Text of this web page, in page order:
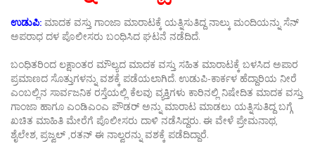
ಉಡುಪಿ: ಮಾದಕ ವಸ್ತು ಗಾಂಜಾ ಮಾರಾಟಕ್ಕೆ ಯತ್ನಿಸುತಿದ್ದ ನಾಲ್ಕು ಮಂದಿಯನ್ನು ಸೆನ್‌
ಅಪರಾಧ ದಳ ಪೊಲೀಸರು ಬಂಧಿಸಿದ ಘಟನೆ ನಡೆದಿದೆ.
ಬಂಧಿತರಿಂದ ಲಕ್ಷಾಂತರ ಮೌಲ್ಯದ ಮಾದಕ ವಸ್ತು ಸಹಿತ ಮಾರಾಟಕ್ಕೆ ಬಳಸಿದ ಅಪಾರ
ಪ್ರಮಾಣದ ಸೊತ್ತುಗಳನ್ನು ವಶಕ್ಕೆ ಪಡೆಯಲಾಗಿದೆ. ಉಡುಪಿ-ಕಾರ್ಕಳ ಹೆದ್ದಾರಿಯ ನೀರೆ
ಎಂಬಲ್ಲಿನ ಸಾರ್ವಜನಿಕ ರಸ್ತೆಯಲ್ಲಿ ಕೆಲವು ವ್ಯಕ್ತಿಗಳು ಕಾರಿನಲ್ಲಿ ನಿಷೇದಿತ ಮಾದಕ ವಸ್ತು
ಗಾಂಜಾ ಹಾಗೂ ಎಂಡಿಎಂಎ ಪೌಡರ್‌ ಅನ್ನು ಮಾರಾಟ ಮಾಡಲು ಯತ್ನಿಸುತಿದ್ದ ಬಗ್ಗೆ
ಖಚಿತ ಮಾಹಿತಿ ಮೇರೆಗೆ ಪೊಲೀಸರು ದಾಳಿ ನಡೆಸಿದ್ದರು. ಈ ವೇಳೆ ಪ್ರೇಮನಾಥ,
ಶೈಲೇಶ, ಪ್ರಜ್ವಲ್ ,ರತನ್ ಈ ನಾಲ್ವರನ್ನು ವಶಕ್ಕೆ ಪಡೆದಿದ್ದಾರೆ.